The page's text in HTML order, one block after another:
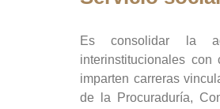
Es consolidar la
interinstitucionales con
imparten carreras
de la Procuraduría,